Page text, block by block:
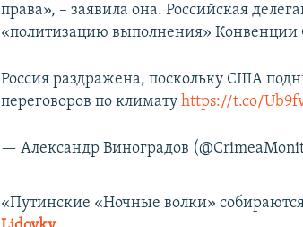
права», – заявила она. Российская
«политизацию выполнения»
Россия раздражена, поскольку США
переговоров по климатуhttps://t.co/
— Александр Виноградов
«Путинские «Ночные волки»